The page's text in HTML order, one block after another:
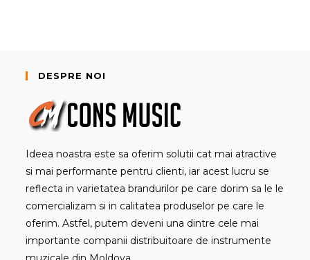
DESPRE NOI
Ideea noastra este sa oferim solutii cat mai atractive
si mai performante pentru clienti, iar acest lucru se
reflecta in varietatea brandurilor pe care dorim sa le le
comercializam si in calitatea produselor pe care le
oferim. Astfel, putem deveni una dintre cele mai
importante companii distribuitoare de instrumente